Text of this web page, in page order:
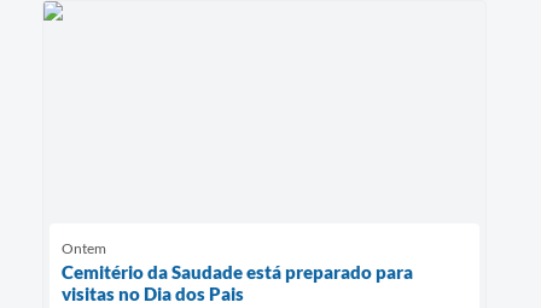
Ontem
Cemitério da Saudade está preparado para
visitas no Dia dos Pais